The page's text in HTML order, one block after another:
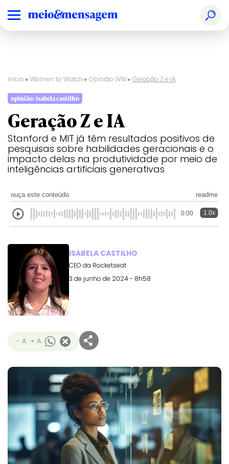
Início ▸Women to Watch ▸Opinião WW▸Geração Z e IA
opinião: isabela castilho
Geração Z e IA
Stanford e MIT já têm resultados positivos de
pesquisas sobre habilidades geracionais e o
impacto delas na produtividade por meio de
inteligências artificiais generativas
ouça este conteúdo readme
0:00 1.0x
ISABELA CASTILHO
CEO da Rocketseat
3 de junho de 2024 - 8h58
- A + A